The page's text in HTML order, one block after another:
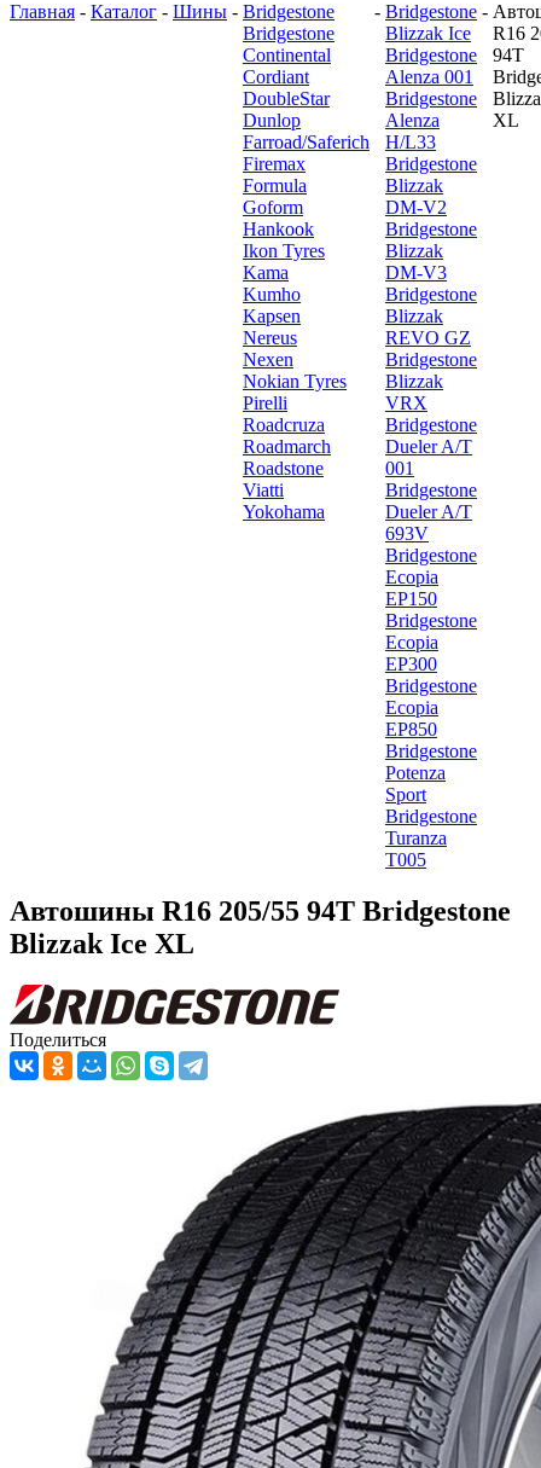
Главная - Каталог - Шины - Bridgestone
Bridgestone
Continental
Cordiant
DoubleStar
Dunlop
Farroad/Saferich
Firemax
Formula
Goform
Hankook
Ikon Tyres
Kama
Kumho
Kapsen
Nereus
Nexen
Nokian Tyres
Pirelli
Roadcruza
Roadmarch
Roadstone
Viatti
Yokohama
- Bridgestone
Blizzak Ice
Bridgestone
Alenza 001
Bridgestone
Alenza
H/L33
Bridgestone
Blizzak
DM-V2
Bridgestone
Blizzak
DM-V3
Bridgestone
Blizzak
REVO GZ
Bridgestone
Blizzak
VRX
Bridgestone
Dueler A/T
001
Bridgestone
Dueler A/T
693V
Bridgestone
Ecopia
EP150
Bridgestone
Ecopia
EP300
Bridgestone
Ecopia
EP850
Bridgestone
Potenza
Sport
Bridgestone
Turanza
T005
-
R16
94T
XL
Автошины R16 205/55 94T Bridgestone
Blizzak Ice XL
Поделиться